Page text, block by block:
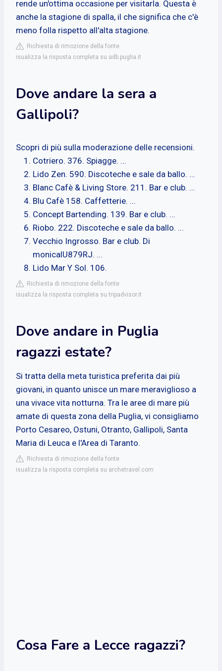
rende un'ottima occasione per visitarla. Questa è
anche la stagione di spalla, il che significa che c'è
meno folla rispetto all'alta stagione.
Richiesta di rimozione della fonte
isualizza la risposta completa su adb.puglia.it
Dove andare la sera a
Gallipoli?
Scopri di più sulla moderazione delle recensioni.
Cotriero. 376. Spiagge. ...
Lido Zen. 590. Discoteche e sale da ballo. ...
Blanc Cafè & Living Store. 211. Bar e club. ...
Blu Cafè 158. Caffetterie. ...
Concept Bartending. 139. Bar e club. ...
Riobo. 222. Discoteche e sale da ballo. ...
Vecchio Ingrosso. Bar e club. Di
monicalU879RJ. ...
Lido Mar Y Sol. 106.
Richiesta di rimozione della fonte
isualizza la risposta completa su tripadvisor.it
Dove andare in Puglia
ragazzi estate?
Si tratta della meta turistica preferita dai più
giovani, in quanto unisce un mare meraviglioso a
una vivace vita notturna. Tra le aree di mare più
amate di questa zona della Puglia, vi consigliamo
Porto Cesareo, Ostuni, Otranto, Gallipoli, Santa
Maria di Leuca e l'Area di Taranto.
Richiesta di rimozione della fonte
isualizza la risposta completa su archetravel.com
Cosa Fare a Lecce ragazzi?